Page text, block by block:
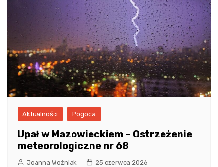
Aktualności Pogoda
Upał w Mazowieckiem – Ostrzeżenie
meteorologiczne nr 68
Joanna Woźniak 25 czerwca 2026